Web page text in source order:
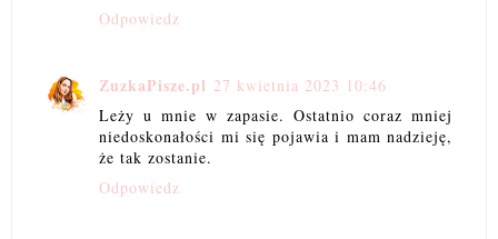
Odpowiedz
ZuzkaPisze.pl 27 kwietnia 2023 10:46
Leży u mnie w zapasie. Ostatnio coraz mniej
niedoskonałości mi się pojawia i mam nadzieję,
że tak zostanie.
Odpowiedz